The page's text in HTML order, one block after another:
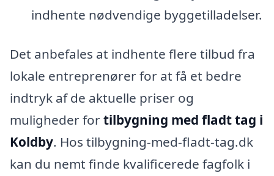
indhente nødvendige byggetilladelser.
Det anbefales at indhente flere tilbud fra
lokale entreprenører for at få et bedre
indtryk af de aktuelle priser og
muligheder fortilbygning med fladt tag i
Koldby. Hos tilbygning-med-fladt-tag.dk
kan du nemt finde kvalificerede fagfolk i